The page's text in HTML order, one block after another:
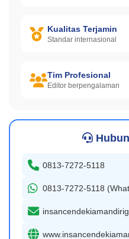
Kualitas Terjamin
Standar internasional
Tim Profesional
Editor berpengalaman
0813-7272-5118
0813-7272-5118